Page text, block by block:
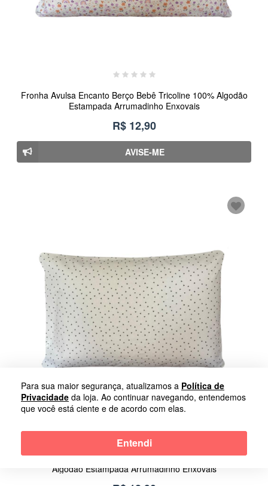
Fronha Avulsa Encanto Berço Bebê Tricoline 100% Algodão
Estampada Arrumadinho Enxovais
R$ 12,90
AVISE-ME
Fronha Avulsa Triângulos Cinza Berço Bebê Tricoline 100%
Algodão Estampada Arrumadinho Enxovais
Para sua maior segurança, atualizamos a Política de
Privacidade da loja. Ao continuar navegando, entendemos
que você está ciente e de acordo com elas.
Entendi